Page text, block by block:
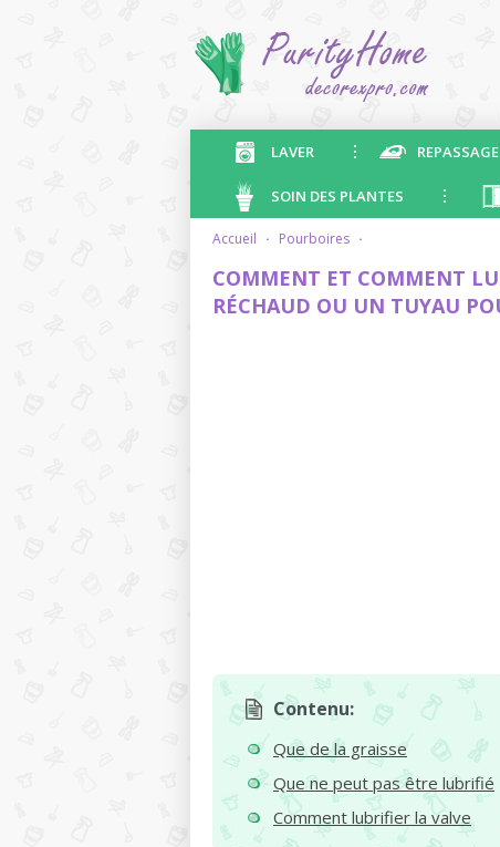
LAVER REPASSAGE
SOIN DES PLANTES
accueil · pourboires ·
COMMENT ET COMMENT
RÉCHAUD OU UN TUYAU
Contenu:
Que de la graisse
Que ne peut pas être lubrifié
Comment lubrifier la valve